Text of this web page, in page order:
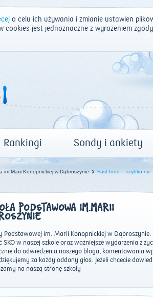
o celu ich używania i zmianie ustawień
jest jednoznaczne z wyrażeniem
Rankingi Sondy i ankiety
im.Marii Konopnickiej w Dąbroszynie Fast food – szybko nie
PODSTAWOWA IM.MARII
Podstawowej im. Marii Konopnickiej w Dąbroszynie.
w naszej szkole oraz ważniejsze wydarzenia z
do odwiedzenia naszego bloga, komentowania
za każdy oddany głos. Jeżeli chcecie
na naszą stronę szkoły